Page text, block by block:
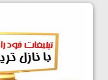
کشتی آزاد نوجوانان
ایران مشخص شدند
1405/05/08